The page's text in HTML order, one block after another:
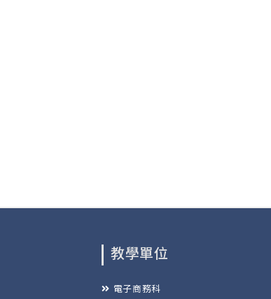
教學單位
電子商務科